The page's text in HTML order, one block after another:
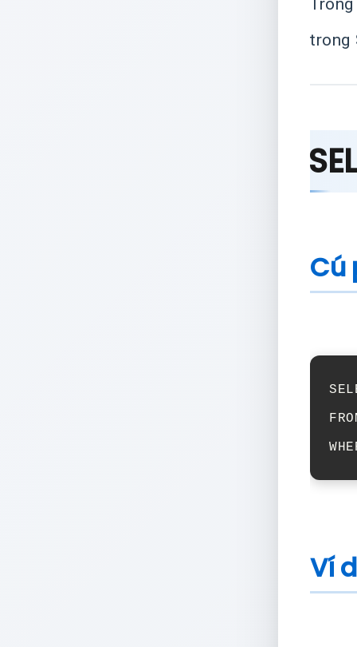
trong
Cú
Ví